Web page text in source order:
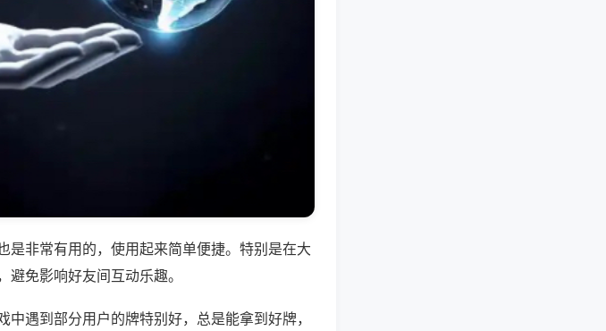
是非常有用的，使用起来简单便捷。特别是在大
免影响好友间互动乐趣。
遇到部分用户的牌特别好，总是能拿到好牌，